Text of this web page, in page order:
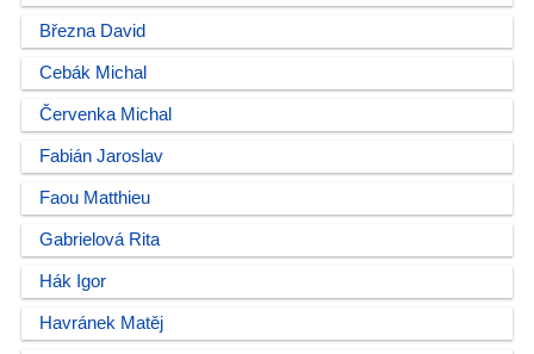
Března David
Cebák Michal
Červenka Michal
Fabián Jaroslav
Faou Matthieu
Gabrielová Rita
Hák Igor
Havránek Matěj